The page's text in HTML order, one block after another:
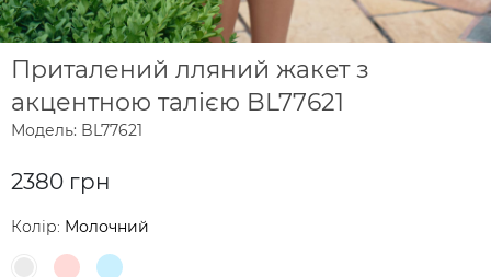
Приталений лляний жакет з
акцентною талією BL77621
Модель: BL77621
2380 грн
Колір: Молочний